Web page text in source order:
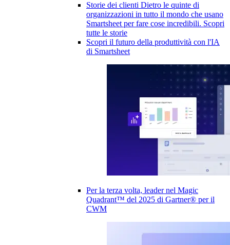
Storie dei clienti Dietro le quinte di
organizzazioni in tutto il mondo che usano
Smartsheet per fare cose incredibili. Scopri
tutte le storie
Scopri il futuro della produttività con l'IA
di Smartsheet
Per la terza volta, leader nel Magic
Quadrant™ del 2025 di Gartner® per il
CWM